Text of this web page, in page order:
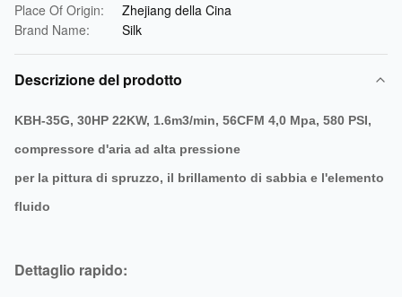
Place Of Origin:
Zhejiang della Cina
Brand Name:
Silk
Descrizione del prodotto
KBH-35G, 30HP 22KW, 1.6m3/min, 56CFM 4,0 Mpa, 580 PSI,
compressore d'aria ad alta pressione
per la pittura di spruzzo, il brillamento di sabbia e l'elemento
fluido
Dettaglio rapido: